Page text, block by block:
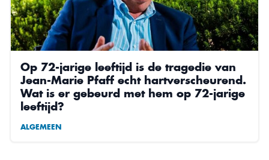
Op 72-jarige leeftijd is de tragedie van
Jean-Marie Pfaff echt hartverscheurend.
Wat is er gebeurd met hem op 72-jarige
leeftijd?
ALGEMEEN